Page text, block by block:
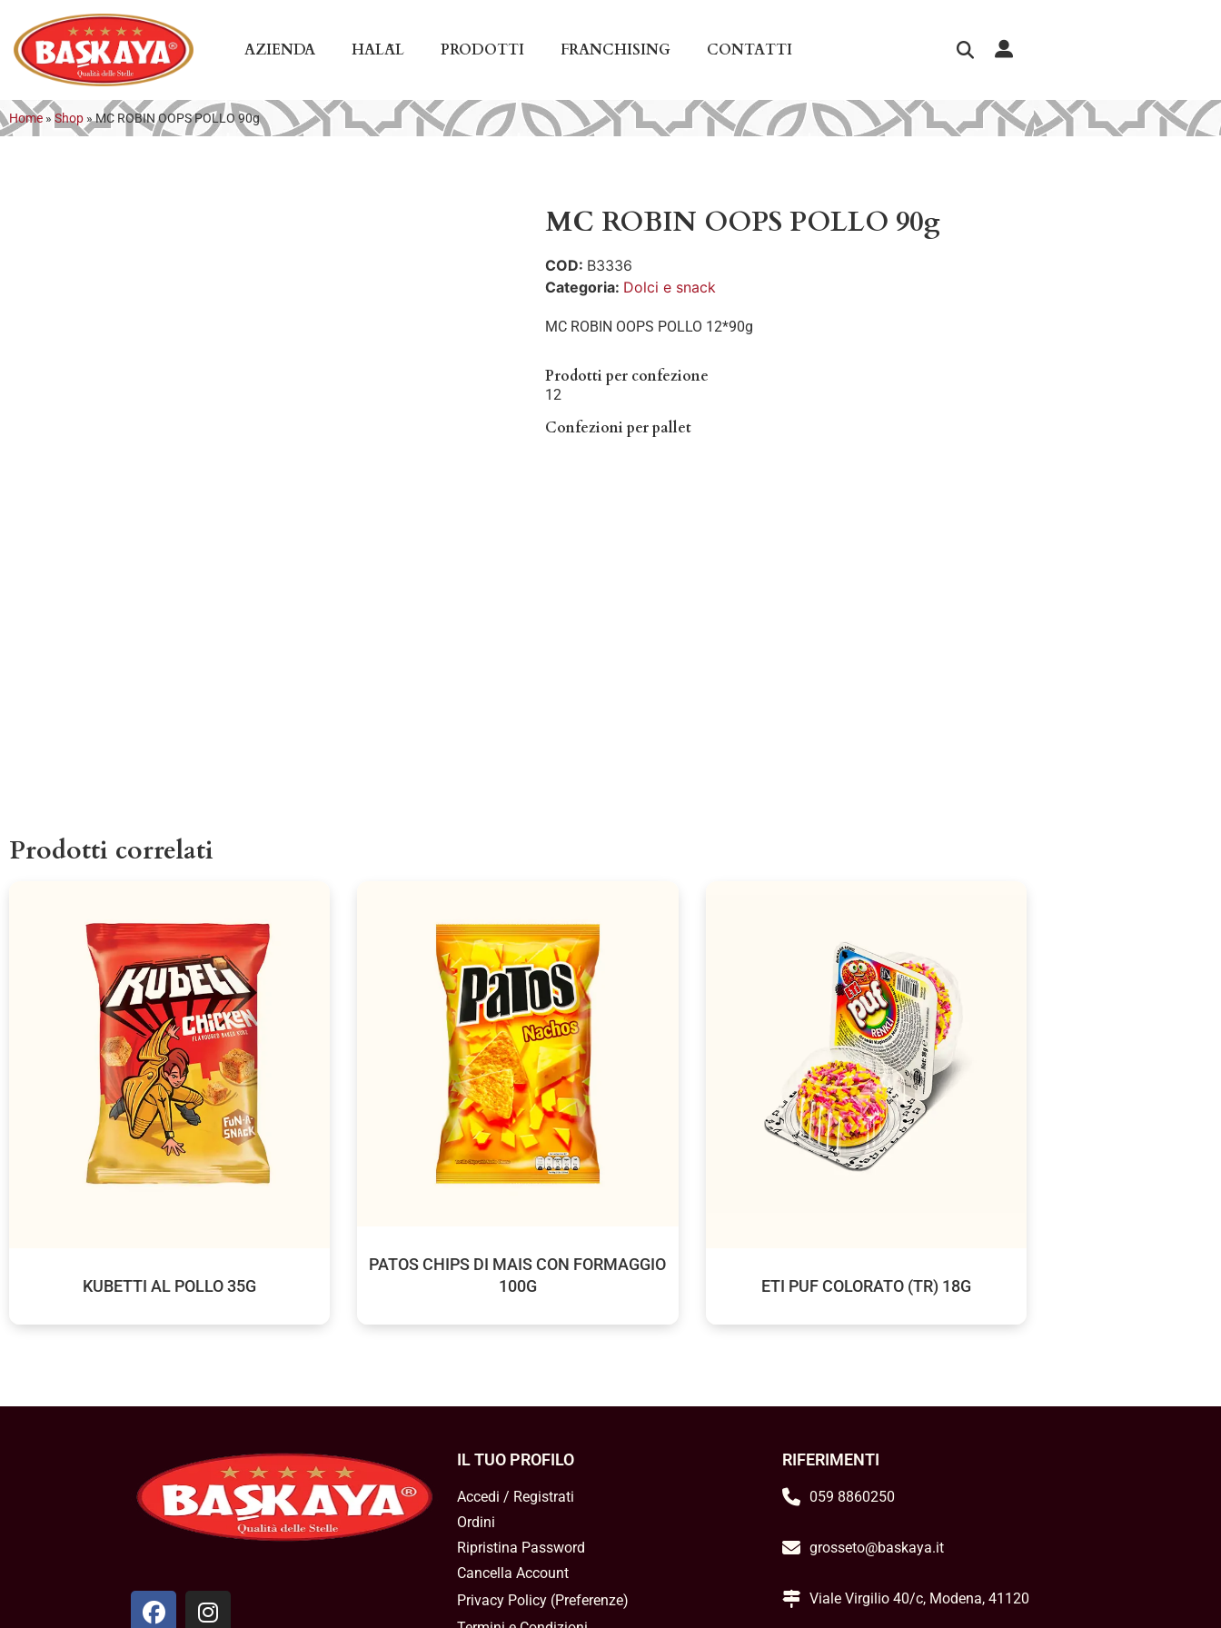
AZIENDA HALĀL PRODOTTI FRANCHISING CONTATTI
Home » Shop »MC ROBIN OOPS POLLO 90g
MC ROBIN OOPS POLLO 90g
COD: B3336
Categoria: Dolci e snack
MC ROBIN OOPS POLLO 12*90g
Prodotti per confezione
12
Confezioni per pallet
Prodotti correlati
KUBETTI AL POLLO 35G
PATOS CHIPS DI MAIS CON FORMAGGIO
100G
ETI PUF COLORATO (TR) 18G
IL TUO PROFILO
Accedi / Registrati
Ordini
Ripristina Password
Cancella Account
Privacy Policy(Preferenze)
RIFERIMENTI
059 8860250
grosseto@baskaya.it
Viale Virgilio 40/c, Modena, 41120